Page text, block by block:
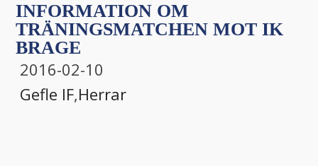
INFORMATION OM
TRÄNINGSMATCHEN MOT IK
BRAGE
2016-02-10
Gefle IF,Herrar